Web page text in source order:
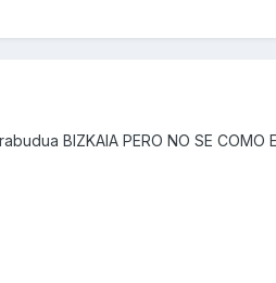
BIZKAIA PERO NO SE COMO